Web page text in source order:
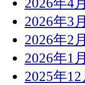
2026年4月
2026年3月
2026年2月
2026年1月
2025年12